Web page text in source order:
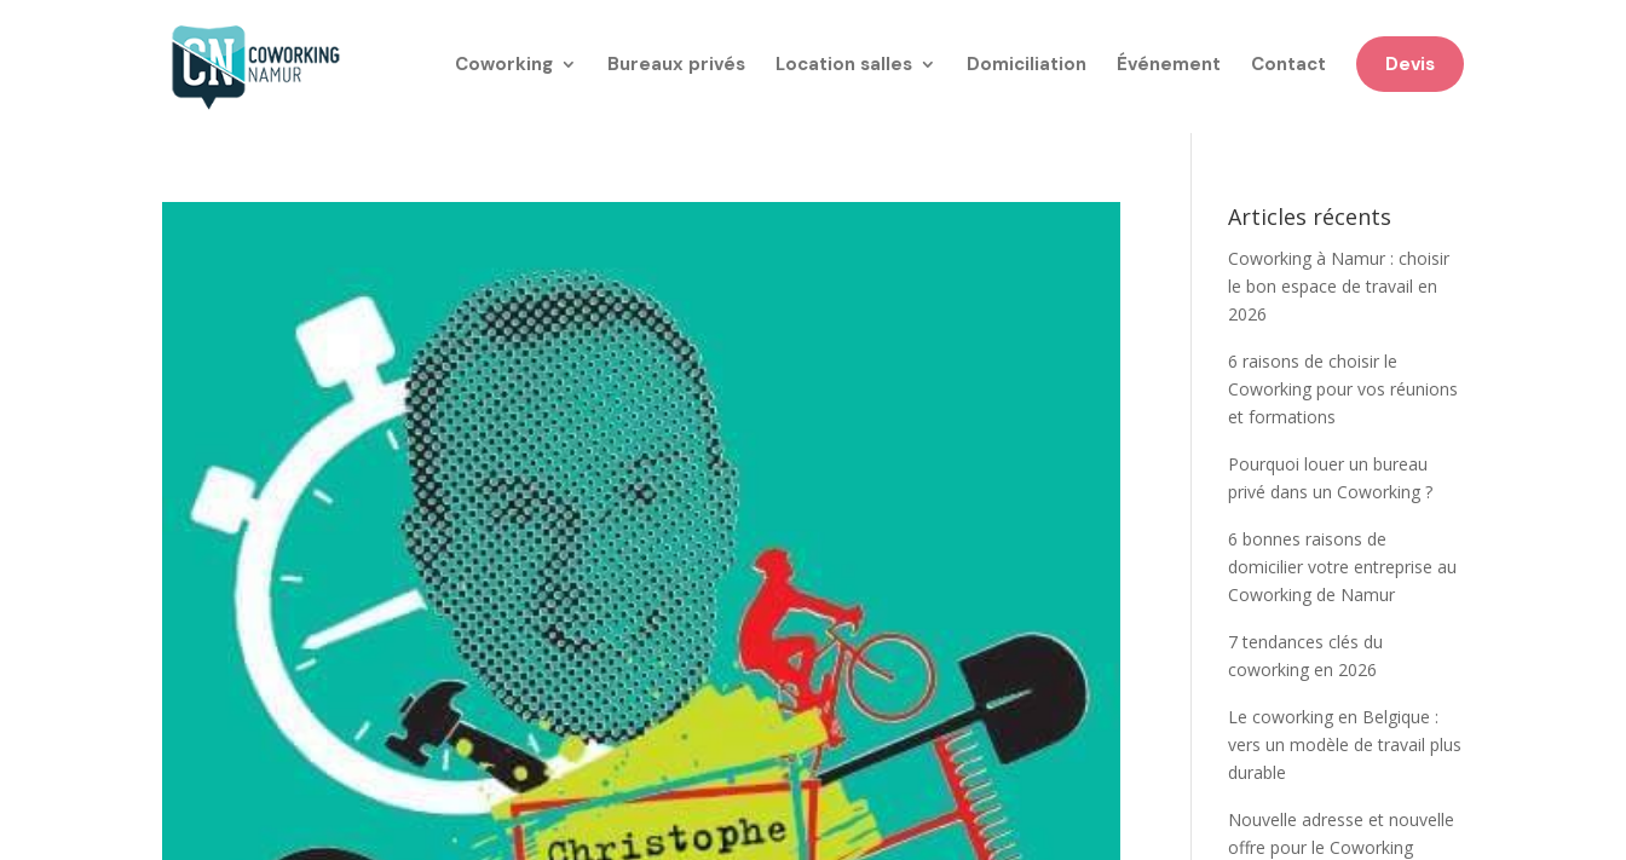
Coworking Bureaux privés Location salles Domiciliation Événement Contact Devis
Articles récents
Coworking à Namur : choisir
le bon espace de travail en
2026
6 raisons de choisir le
Coworking pour vos réunions
et formations
Pourquoi louer un bureau
privé dans un Coworking ?
6 bonnes raisons de
domicilier votre entreprise au
Coworking de Namur
7 tendances clés du
coworking en 2026
Le coworking en Belgique :
vers un modèle de travail plus
durable
Nouvelle adresse et nouvelle
offre pour le Coworking